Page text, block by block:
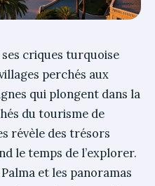
criques turquoise
perchés aux
qui plongent dans la
du tourisme de
révèle des trésors
le temps de l’explorer.
et les panoramas